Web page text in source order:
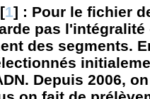
[1] : Pour le fichier
pas l'intégralité
des segments.
Depuis 2006,